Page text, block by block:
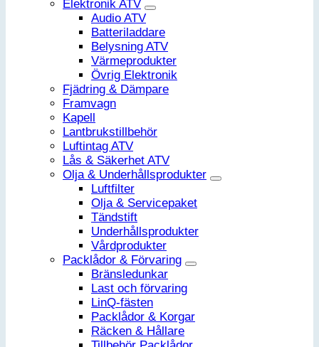
Elektronik ATV
Audio ATV
Batteriladdare
Belysning ATV
Värmeprodukter
Övrig Elektronik
Fjädring & Dämpare
Framvagn
Kapell
Lantbrukstillbehör
Luftintag ATV
Lås & Säkerhet ATV
Olja & Underhållsprodukter
Luftfilter
Olja & Servicepaket
Tändstift
Underhållsprodukter
Vårdprodukter
Packlådor & Förvaring
Bränsledunkar
Last och förvaring
LinQ-fästen
Packlådor & Korgar
Räcken & Hållare